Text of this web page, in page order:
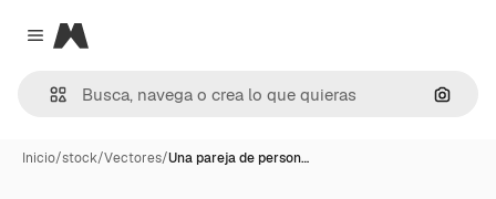
Close menu
Magnific
Inicio/stock/Vectores/Una pareja de person…